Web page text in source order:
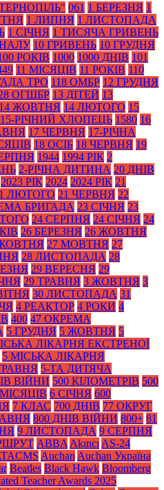
061 1 БЕРЕЗНЯ 1
1 ЛИПНЯ 1 ЛИСТОПАДА
1 СІЧНЯ 1 ТИСЯЧА ГРИВЕНЬ
10 ГРИВЕНЬ 10 ГРУДНЯ
РОКІВ 1000 1000 ДНІВ 101
11 МІСЯЦІВ 11 РОКІВ 110
ТРО 118 ОМБР 12 ГРУДНЯ
ОГШБР 13 ДІТЕЙ 13
14 ЖОВТНЯ 14 ЛЮТОГО 15
15-РІЧНИЙ ХЛОПЕЦЬ 1580 16
17 ЧЕРВНЯ 17-РІЧНА
18 ОСІБ 18 ЧЕРВНЯ 19
1944 1994 РІК 2
2-РІЧНА ДИТИНА 20 ДНІВ
2023 РІК 2024 2024 РІК 21
ЛЮТОГО 21 ЧЕРВНЯ 22
БРИГАДА 23 СІЧНЯ 23
24 СЕРПНЯ 24 СІЧНЯ 24
26 БЕРЕЗНЯ 26 ЖОВТНЯ
27 МОВТНЯ 27
28 ЛИСТОПАДА 28
29 ВЕРЕСНЯ 29
29 ТРАВНЯ 3 ЖОВТНЯ 3
30 ЛИСТОПАДА 31
4 РЕАКТОР 4 РОКИ 4
400 47 ОКРЕМА
5 ГРУДНЯ 5 ЖОВТНЯ 5
ЛІКАРНЯ ЕКСТРЕНОЇ
5 МІСЬКА ЛІКАРНЯ
5-ТА ДИТЯЧА
ВІЙНИ 500 КІЛОМЕТРІВ 500
6 СІЧНЯ 600
7 КЛАС 700 ДНІВ 77 ОКРУГ
800 ДНІВ ВІЙНИ 800+ 81
9 ЛИСТОПАДА 9 СЕРПНЯ
ABBA Akıncı AS-24
Auchan Auchan Україна
Beatles Black Нawk Bloomberg
Teacher Awards 2025